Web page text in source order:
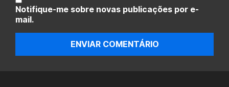
Notifique-me sobre novas publicações por e-
mail.
ENVIAR COMENTÁRIO